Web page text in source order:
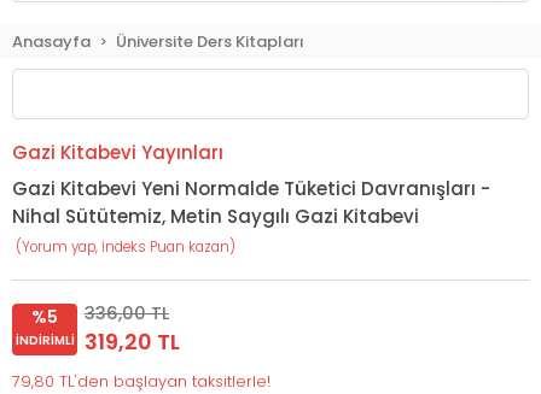
Anasayfa Üniversite Ders Kitapları
Gazi Kitabevi Yayınları
Gazi Kitabevi Yeni Normalde Tüketici Davranışları -
Nihal Sütütemiz, Metin Saygılı Gazi Kitabevi
(Yorum yap, İndeks Puan kazan)
%5
İNDIRIMLI
336,00 TL
319,20 TL
79,80 TL'den başlayan taksitlerle!